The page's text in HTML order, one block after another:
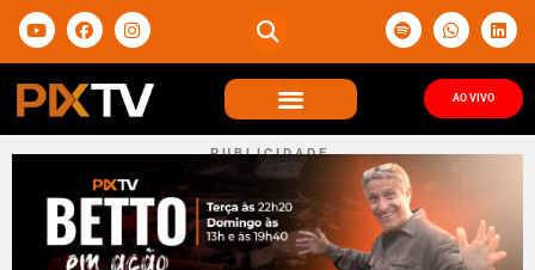
AO VIVO
P U B L I C I D A D E